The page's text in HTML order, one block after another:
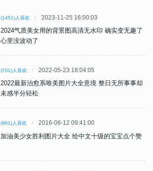
(1451)人喜欢 2023-11-25 16:00:03
2024气质美女用的背景图高清无水印 确实变无趣了
心里没波动了
(701)人喜欢 2022-05-23 18:04:05
2022最新治愈系唯美图片大全意境 整日无所事事却
未感半分轻松
(961)人喜欢 2016-06-12 09:41:00
加油美少女胜利图片大全 给中文十级的宝宝点个赞